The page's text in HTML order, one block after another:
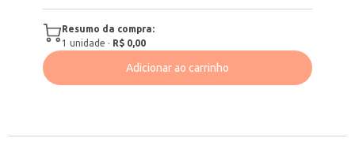
Resumo da compra:
1 unidade · R$ 0,00
Adicionar ao carrinho